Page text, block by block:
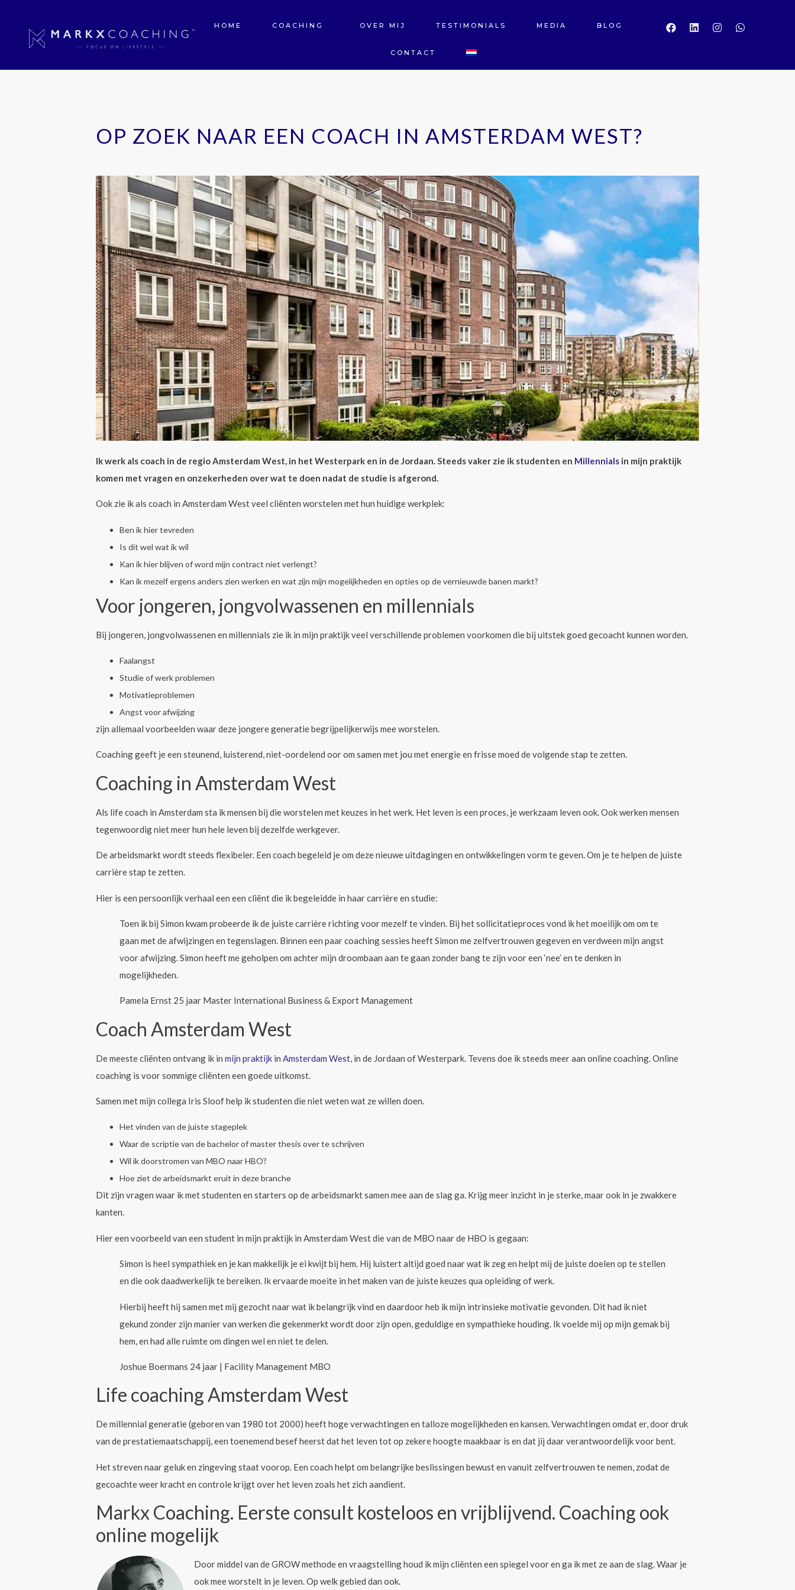
HOME COACHING OVER MIJ TESTIMONIALS MEDIA BLOG
CONTACT
OP ZOEK NAAR EEN COACH IN AMSTERDAM WEST?
Ik werk als coach in de regio Amsterdam West, in het Westerpark en in de Jordaan. Steeds vaker zie ik studenten en Millennials in mijn praktijk
komen met vragen en onzekerheden over wat te doen nadat de studie is afgerond.
Ook zie ik als coach in Amsterdam West veel cliënten worstelen met hun huidige werkplek:
Ben ik hier tevreden
Is dit wel wat ik wil
Kan ik hier blijven of word mijn contract niet verlengt?
Kan ik mezelf ergens anders zien werken en wat zijn mijn mogelijkheden en opties op de vernieuwde banen markt?
Voor jongeren, jongvolwassenen en millennials
Bij jongeren, jongvolwassenen en millennials zie ik in mijn praktijk veel verschillende problemen voorkomen die bij uitstek goed gecoacht kunnen worden.
Faalangst
Studie of werk problemen
Motivatieproblemen
Angst voor afwijzing
zijn allemaal voorbeelden waar deze jongere generatie begrijpelijkerwijs mee worstelen.
Coaching geeft je een steunend, luisterend, niet-oordelend oor om samen met jou met energie en frisse moed de volgende stap te zetten.
Coaching in Amsterdam West
Als life coach in Amsterdam sta ik mensen bij die worstelen met keuzes in het werk. Het leven is een proces, je werkzaam leven ook. Ook werken mensen
tegenwoordig niet meer hun hele leven bij dezelfde werkgever.
De arbeidsmarkt wordt steeds flexibeler. Een coach begeleid je om deze nieuwe uitdagingen en ontwikkelingen vorm te geven. Om je te helpen de juiste
carrière stap te zetten.
Hier is een persoonlijk verhaal een een cliënt die ik begeleidde in haar carrière en studie:
Toen ik bij Simon kwam probeerde ik de juiste carrière richting voor mezelf te vinden. Bij het sollicitatieproces vond ik het moeilijk om om te
gaan met de afwijzingen en tegenslagen. Binnen een paar coaching sessies heeft Simon me zelfvertrouwen gegeven en verdween mijn angst
voor afwijzing. Simon heeft me geholpen om achter mijn droombaan aan te gaan zonder bang te zijn voor een ‘nee’ en te denken in
mogelijkheden.
Pamela Ernst 25 jaar Master International Business & Export Management
Coach Amsterdam West
De meeste cliënten ontvang ik in mijn praktijk in Amsterdam West, in de Jordaan of Westerpark. Tevens doe ik steeds meer aan online coaching. Online
coaching is voor sommige cliënten een goede uitkomst.
Samen met mijn collega Iris Sloof help ik studenten die niet weten wat ze willen doen.
Het vinden van de juiste stageplek
Waar de scriptie van de bachelor of master thesis over te schrijven
Wil ik doorstromen van MBO naar HBO?
Hoe ziet de arbeidsmarkt eruit in deze branche
Dit zijn vragen waar ik met studenten en starters op de arbeidsmarkt samen mee aan de slag ga. Krijg meer inzicht in je sterke, maar ook in je zwakkere
kanten.
Hier een voorbeeld van een student in mijn praktijk in Amsterdam West die van de MBO naar de HBO is gegaan:
Simon is heel sympathiek en je kan makkelijk je ei kwijt bij hem. Hij luistert altijd goed naar wat ik zeg en helpt mij de juiste doelen op te stellen
en die ook daadwerkelijk te bereiken. Ik ervaarde moeite in het maken van de juiste keuzes qua opleiding of werk.
Hierbij heeft hij samen met mij gezocht naar wat ik belangrijk vind en daardoor heb ik mijn intrinsieke motivatie gevonden. Dit had ik niet
gekund zonder zijn manier van werken die gekenmerkt wordt door zijn open, geduldige en sympathieke houding. Ik voelde mij op mijn gemak bij
hem, en had alle ruimte om dingen wel en niet te delen.
Joshue Boermans 24 jaar | Facility Management MBO
Life coaching Amsterdam West
De millennial generatie (geboren van 1980 tot 2000) heeft hoge verwachtingen en talloze mogelijkheden en kansen. Verwachtingen omdat er, door druk
van de prestatiemaatschappij, een toenemend besef heerst dat het leven tot op zekere hoogte maakbaar is en dat jij daar verantwoordelijk voor bent.
Het streven naar geluk en zingeving staat voorop. Een coach helpt om belangrijke beslissingen bewust en vanuit zelfvertrouwen te nemen, zodat de
gecoachte weer kracht en controle krijgt over het leven zoals het zich aandient.
Markx Coaching. Eerste consult kosteloos en vrijblijvend. Coaching ook
online mogelijk
Door middel van de GROW methode en vraagstelling houd ik mijn cliënten een spiegel voor en ga ik met ze aan de slag. Waar je
ook mee worstelt in je leven. Op welk gebied dan ook.